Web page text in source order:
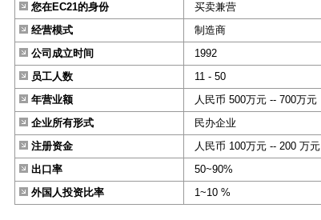
您在EC21的身份
买卖兼营
经营模式
制造商
公司成立时间
1992
员工人数
11 - 50
年营业额
人民币 500万元 -- 700万元
企业所有形式
民办企业
注册资金
人民币 100万元 -- 200 万元
出口率
50~90%
外国人投资比率
1~10 %